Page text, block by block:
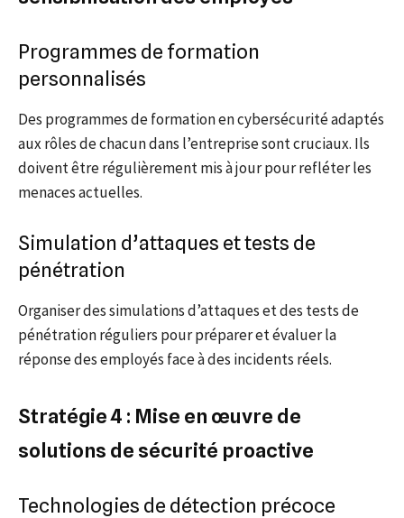
Programmes de formation
personnalisés
Des programmes de formation en cybersécurité adaptés
aux rôles de chacun dans l’entreprise sont cruciaux. Ils
doivent être régulièrement mis à jour pour refléter les
menaces actuelles.
Simulation d’attaques et tests de
pénétration
Organiser des simulations d’attaques et des tests de
pénétration réguliers pour préparer et évaluer la
réponse des employés face à des incidents réels.
Stratégie 4 : Mise en œuvre de
solutions de sécurité proactive
Technologies de détection précoce